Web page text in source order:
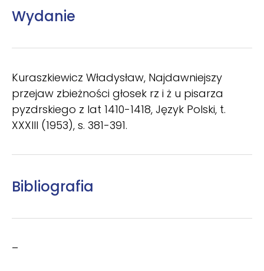
Wydanie
Kuraszkiewicz Władysław, Najdawniejszy
przejaw zbieżności głosek rz i ż u pisarza
pyzdrskiego z lat 1410-1418, Język Polski, t.
XXXIII (1953), s. 381-391.
Bibliografia
–